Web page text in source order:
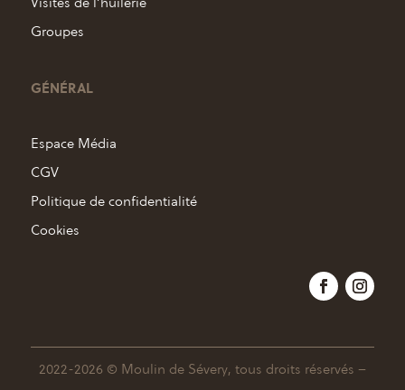
Groupes
GÉNÉRAL
Espace Média
CGV
Politique de confidentialité
Cookies
2022-2026 © Moulin de Sévery, tous droits réservés –